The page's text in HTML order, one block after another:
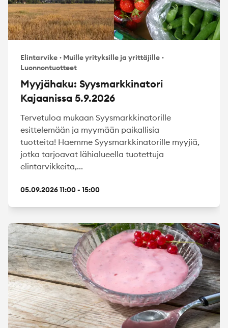
Elintarvike · Muille yrityksille ja yrittäjille ·
Luonnontuotteet
Myyjähaku: Syysmarkkinatori
Kajaanissa 5.9.2026
Tervetuloa mukaan Syysmarkkinatorille
esittelemään ja myymään paikallisia
tuotteita! Haemme Syysmarkkinatorille myyjiä,
jotka tarjoavat lähialueella tuotettuja
elintarvikkeita,...
05.09.2026 11:00 - 15:00